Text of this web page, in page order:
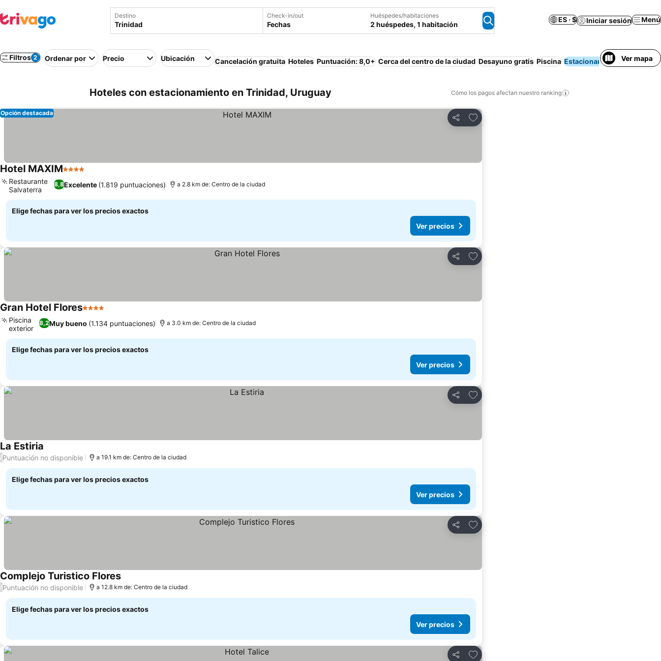
Destino Check-in/out
Fechas
Huéspedes/habitaciones
2 huéspedes, 1 habitación
ES · $ Iniciar sesión Menú
Filtros 2 Ordenar por Precio Ubicación Cancelación gratuita Hoteles Puntuación: 8,0+ Cerca del centro de la ciudad Desayuno gratis Piscina Estacionamiento Ver mapa
Hoteles con estacionamiento en Trinidad, Uruguay Cómo los pagos afectan nuestro ranking
Compartir
Agregar a favoritos
Opción destacada
Hotel MAXIM4 Estrellas
8,8Excelente (1.819 puntuaciones)
Restaurante
Salvaterra
a 2.8 km de: Centro de la ciudad
Elige fechas para ver los precios exactos
Ver precios
Compartir
Agregar a favoritos
Gran Hotel Flores4 Estrellas
8,2Muy bueno (1.134 puntuaciones)
Piscina
exterior
a 3.0 km de: Centro de la ciudad
Elige fechas para ver los precios exactos
Ver precios
Compartir
Agregar a favoritos
La Estiria
/Puntuación no disponible a 19.1 km de: Centro de la ciudad
Elige fechas para ver los precios exactos
Ver precios
Compartir
Agregar a favoritos
Complejo Turistico FloresVer precios
/Puntuación no disponible a 12.8 km de: Centro de la ciudad
Elige fechas para ver los precios exactos
Ver precios
Compartir
Agregar a favoritos